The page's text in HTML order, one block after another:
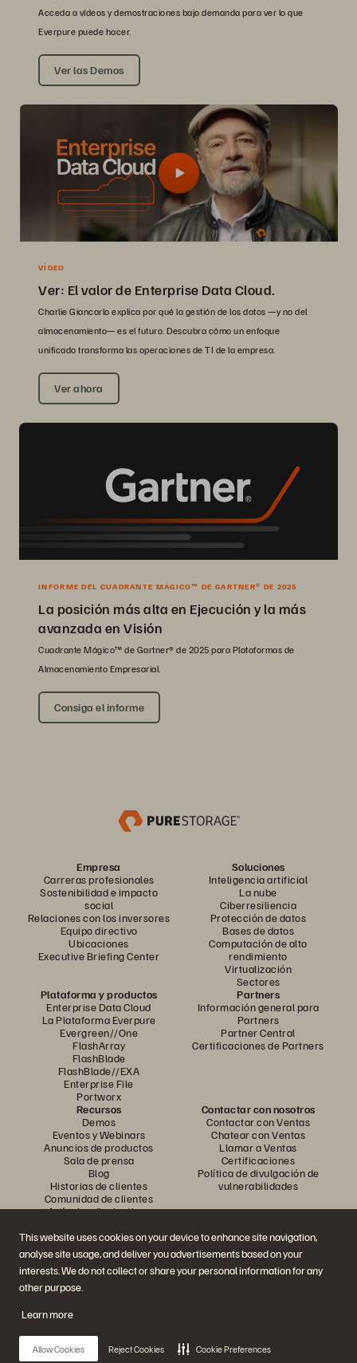
This website uses cookies on your device to enhance site navigation,
analyse site usage, and deliver you advertisements based on your
interests. We do not collect or share your personal information for any
other purpose.
Learn more
Allow Cookies Reject Cookies Cookie Preferences
Acceda a vídeos y demostraciones bajo demanda para ver lo que
Everpure puede hacer.
Ver las Demos
VÍDEO
Ver: El valor de Enterprise Data Cloud.
Charlie Giancarlo explica por qué la gestión de los datos —y no del
almacenamiento— es el futuro. Descubra cómo un enfoque
unificado transforma las operaciones de TI de la empresa.
Ver ahora
INFORME DEL CUADRANTE MÁGICO™ DE GARTNER® DE 2025
La posición más alta en Ejecución y la más
avanzada en Visión
Cuadrante Mágico™ de Gartner® de 2025 para Plataformas de
Almacenamiento Empresarial.
Consiga el informe
Empresa
Carreras profesionales
Sostenibilidad e impacto
social
Relaciones con los inversores
Equipo directivo
Ubicaciones
Executive Briefing Center
Soluciones
Inteligencia artificial
La nube
Ciberresiliencia
Protección de datos
Bases de datos
Computación de alto
rendimiento
Virtualización
Sectores
Plataforma y productos
Enterprise Data Cloud
La Plataforma Everpure
Evergreen//One
FlashArray
FlashBlade
FlashBlade//EXA
Enterprise File
Portworx
Partners
Información general para
Partners
Partner Central
Certificaciones de Partners
Recursos
Demos
Eventos y Webinars
Anuncios de productos
Sala de prensa
Blog
Historias de clientes
Comunidad de clientes
Artículos divulgativos
Contactar con nosotros
Contactar con Ventas
Chatear con Ventas
Llamar a Ventas
Certificaciones
Política de divulgación de
vulnerabilidades
Únase a la conversación
Siga las redes sociales oficiales de Everpure
© 2026 Everpure, Inc. Todos los derechos reservados.
Política de privacidadCondiciones de uso del Sitio WebAviso legal